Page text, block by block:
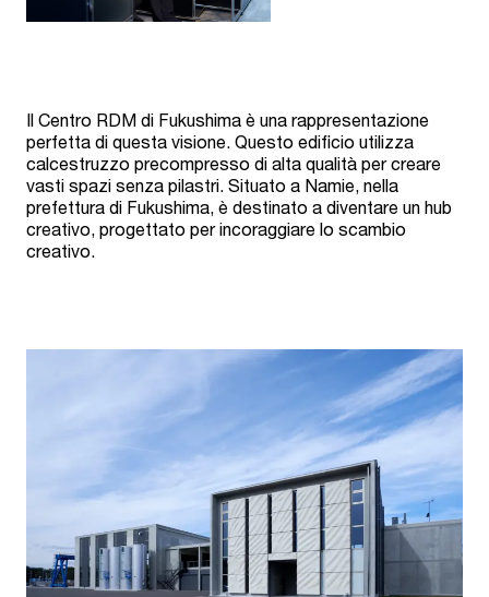
Il Centro RDM di Fukushima è una rappresentazione
perfetta di questa visione. Questo edificio utilizza
calcestruzzo precompresso di alta qualità per creare
vasti spazi senza pilastri. Situato a Namie, nella
prefettura di Fukushima, è destinato a diventare un hub
creativo, progettato per incoraggiare lo scambio
creativo.